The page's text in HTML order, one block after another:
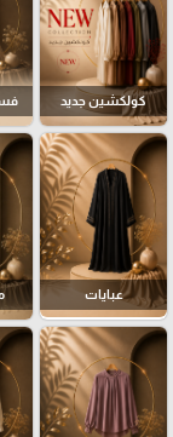
كولكشين جديد
عبايات